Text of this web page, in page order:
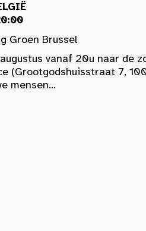
Groen Brussel
vanaf 20u naar de
(Grootgodshuisstraat 7,
mensen...